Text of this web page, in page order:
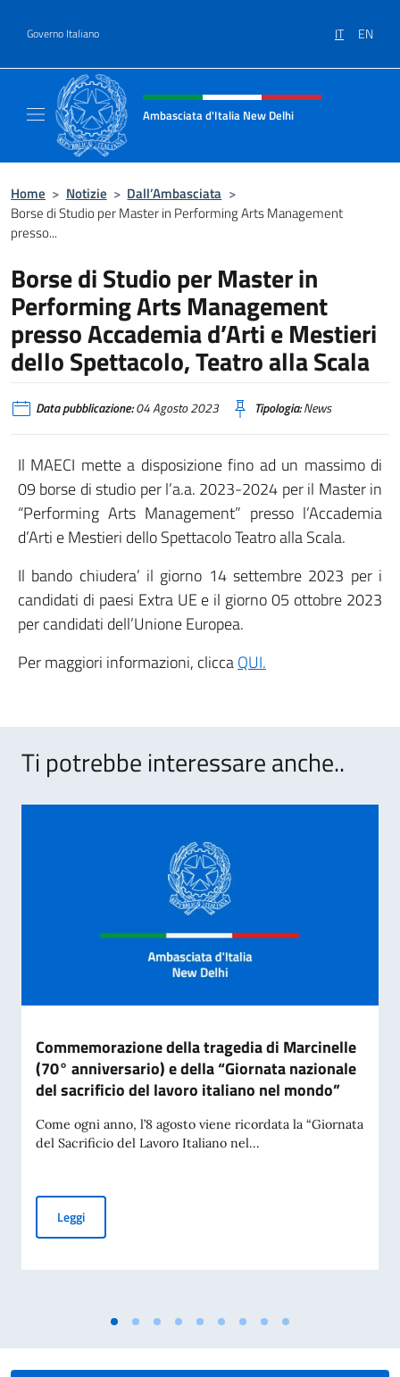
Governo Italiano IT EN
Intestazione sito, social e menù
Ambasciata d'Italia New Delhi
Home > Notizie > Dall’Ambasciata >
Borse di Studio per Master in Performing Arts Management
presso...
Borse di Studio per Master in
Performing Arts Management
presso Accademia d’Arti e Mestieri
dello Spettacolo, Teatro alla Scala
Data pubblicazione:04 Agosto 2023 Tipologia:News
Il MAECI mette a disposizione fino ad un massimo di
09 borse di studio per l’a.a. 2023-2024 per il Master in
“Performing Arts Management” presso l’Accademia
d’Arti e Mestieri dello Spettacolo Teatro alla Scala.
Il bando chiudera’ il giorno 14 settembre 2023 per i
candidati di paesi Extra UE e il giorno 05 ottobre 2023
per candidati dell’Unione Europea.
Per maggiori informazioni, cliccaQUI.
Ti potrebbe interessare anche..
Commemorazione della tragedia di Marcinelle
(70° anniversario) e della “Giornata nazionale
del sacrificio del lavoro italiano nel mondo”
Come ogni anno, l’8 agosto viene ricordata la “Giornata
del Sacrificio del Lavoro Italiano nel...
LeggiCommemorazione della tragedia di Marcinelle (70°